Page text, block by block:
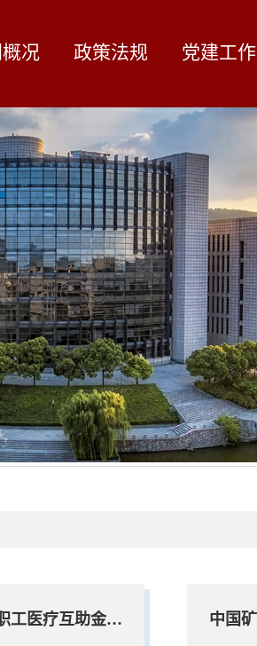
况 政策法规 党建工作
关于修订印发《中国矿业大学退休教职工医疗互助金使用管理办法》的通知